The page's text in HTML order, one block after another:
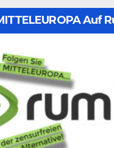
Auf